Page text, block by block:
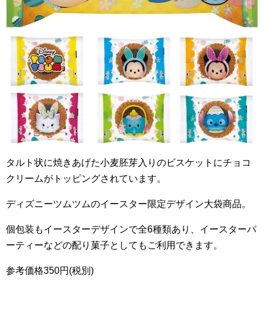
タルト状に焼きあげた小麦胚芽入りのビスケットにチョコ
クリームがトッピングされています。
ディズニーツムツムのイースター限定デザイン大袋商品。
個包装もイースターデザインで全6種類あり、イースターパ
ーティーなどの配り菓子としてもご利用できます。
参考価格350円(税別)